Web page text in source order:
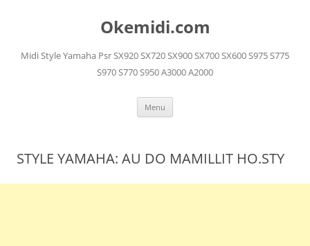
Okemidi.com
Midi Style Yamaha Psr SX920 SX720 SX900 SX700 SX600 S975 S775
S970 S770 S950 A3000 A2000
Menu
STYLE YAMAHA: AU DO MAMILLIT HO.STY